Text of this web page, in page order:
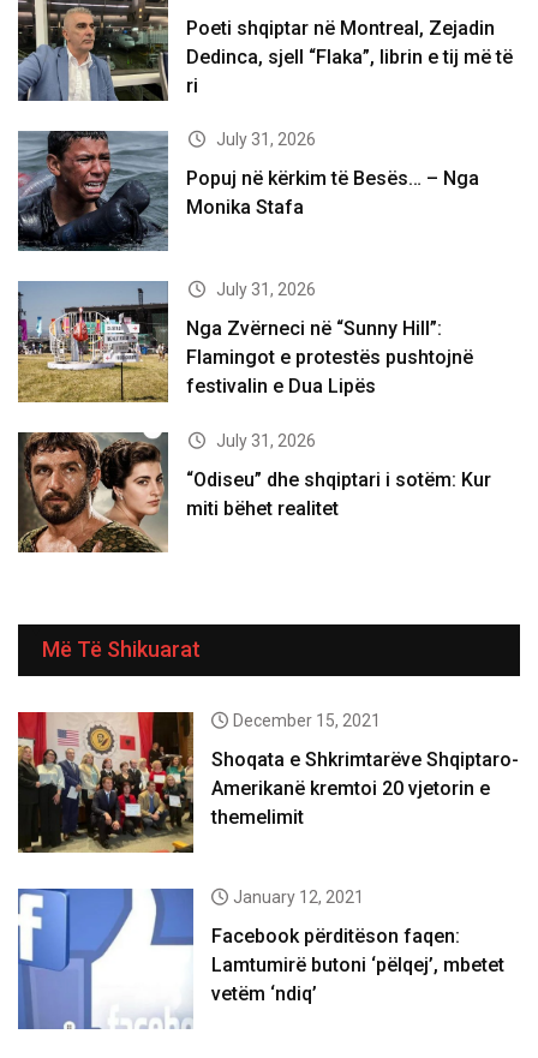
Poeti shqiptar në Montreal, Zejadin
Dedinca, sjell “Flaka”, librin e tij më të
ri
July 31, 2026
Popuj në kërkim të Besës… – Nga
Monika Stafa
July 31, 2026
Nga Zvërneci në “Sunny Hill”:
Flamingot e protestës pushtojnë
festivalin e Dua Lipës
July 31, 2026
“Odiseu” dhe shqiptari i sotëm: Kur
miti bëhet realitet
Më Të Shikuarat
December 15, 2021
Shoqata e Shkrimtarëve Shqiptaro-
Amerikanë kremtoi 20 vjetorin e
themelimit
January 12, 2021
Facebook përditëson faqen:
Lamtumirë butoni ‘pëlqej’, mbetet
vetëm ‘ndiq’